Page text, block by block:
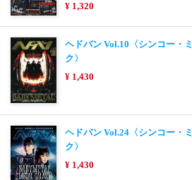
¥ 1,320
ヘドバン Vol.10〈シンコー・
ク〉
¥ 1,430
ヘドバン Vol.24〈シンコー・
ク〉
¥ 1,430